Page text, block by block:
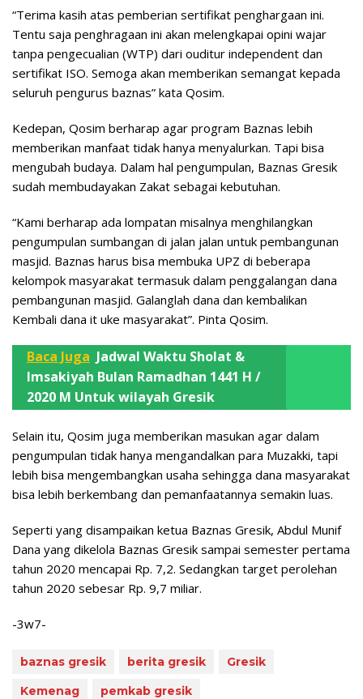
“Terima kasih atas pemberian sertifikat penghargaan ini.
Tentu saja penghragaan ini akan melengkapai opini wajar
tanpa pengecualian (WTP) dari ouditur independent dan
sertifikat ISO. Semoga akan memberikan semangat kepada
seluruh pengurus baznas” kata Qosim.
Kedepan, Qosim berharap agar program Baznas lebih
memberikan manfaat tidak hanya menyalurkan. Tapi bisa
mengubah budaya. Dalam hal pengumpulan, Baznas Gresik
sudah membudayakan Zakat sebagai kebutuhan.
“Kami berharap ada lompatan misalnya menghilangkan
pengumpulan sumbangan di jalan jalan untuk pembangunan
masjid. Baznas harus bisa membuka UPZ di beberapa
kelompok masyarakat termasuk dalam penggalangan dana
pembangunan masjid. Galanglah dana dan kembalikan
Kembali dana it uke masyarakat”. Pinta Qosim.
Baca Juga Jadwal Waktu Sholat &
Imsakiyah Bulan Ramadhan 1441 H /
2020 M Untuk wilayah Gresik
Selain itu, Qosim juga memberikan masukan agar dalam
pengumpulan tidak hanya mengandalkan para Muzakki, tapi
lebih bisa mengembangkan usaha sehingga dana masyarakat
bisa lebih berkembang dan pemanfaatannya semakin luas.
Seperti yang disampaikan ketua Baznas Gresik, Abdul Munif
Dana yang dikelola Baznas Gresik sampai semester pertama
tahun 2020 mencapai Rp. 7,2. Sedangkan target perolehan
tahun 2020 sebesar Rp. 9,7 miliar.
-3w7-
baznas gresik berita gresik
Gresik
Kemenag
pemkab gresik